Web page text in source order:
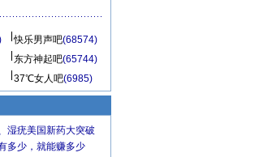
快乐男声吧(68574)
东方神起吧(65744)
37℃女人吧(6985)